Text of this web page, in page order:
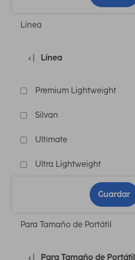
Línea
Línea
Premium Lightweight
Silvan
Ultimate
Ultra Lightweight
Guardar
Para Tamaño de Portátil
Para Tamaño de Portátil